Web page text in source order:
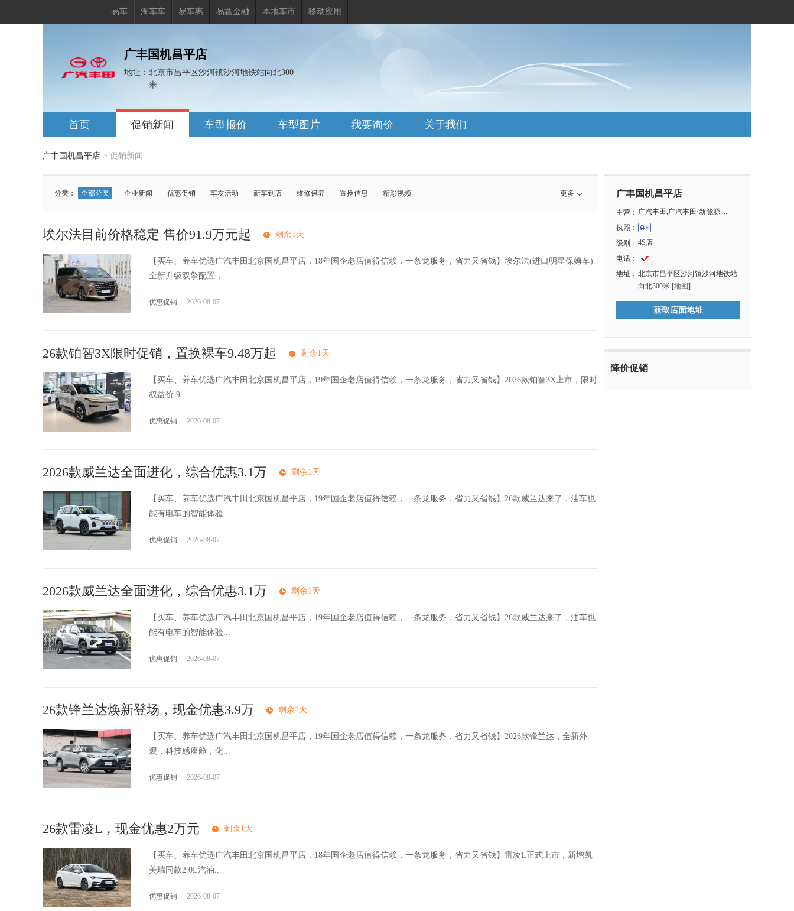
易车 淘车车 易车惠 易鑫金融 本地车市 移动应用
广丰国机昌平店
地址： 北京市昌平区沙河镇沙河地铁站向北300
米
首页 促销新闻 车型报价 车型图片 我要询价 关于我们
广丰国机昌平店 > 促销新闻
更多
分类： 全部分类 企业新闻 优惠促销 车友活动 新车到店 维修保养 置换信息 精彩视频
汉兰达
埃尔法目前价格稳定 售价91.9万元起 剩余1天
【买车、养车优选广汽丰田北京国机昌平店，18年国企老店值得信赖，一条龙服务，省力又省钱】埃尔法(进口明星保姆车)
全新升级双擎配置，...
优惠促销 2026-08-07
26款铂智3X限时促销，置换裸车9.48万起 剩余1天
【买车、养车优选广汽丰田北京国机昌平店，19年国企老店值得信赖，一条龙服务，省力又省钱】‌2026款铂智3X上市，限时
权益价 9....
优惠促销 2026-08-07
2026款威兰达全面进化，综合优惠3.1万 剩余1天
【买车、养车优选广汽丰田北京国机昌平店，19年国企老店值得信赖，一条龙服务，省力又省钱】26款威兰达来了，油车也
能有电车的智能体验...
优惠促销 2026-08-07
2026款威兰达全面进化，综合优惠3.1万 剩余1天
【买车、养车优选广汽丰田北京国机昌平店，19年国企老店值得信赖，一条龙服务，省力又省钱】26款威兰达来了，油车也
能有电车的智能体验...
优惠促销 2026-08-07
26款锋兰达焕新登场，现金优惠3.9万 剩余1天
【买车、养车优选广汽丰田北京国机昌平店，19年国企老店值得信赖，一条龙服务，省力又省钱】2026款锋兰达，全新外
观，科技感座舱，化...
优惠促销 2026-08-07
26款雷凌L，现金优惠2万元 剩余1天
【买车、养车优选广汽丰田北京国机昌平店，18年国企老店值得信赖，一条龙服务，省力又省钱】雷凌L正式上市，新增凯
美瑞同款2.0L汽油...
优惠促销 2026-08-07
广丰国机昌平店
主营： 广汽丰田,广汽丰田·新能源,...
执照：
级别： 4S店
电话：
地址： 北京市昌平区沙河镇沙河地铁站
向北300米 [地图]
获取店面地址
降价促销